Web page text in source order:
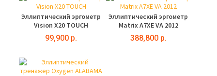
Эллиптический эргометр
Vision X20 TOUCH
99,900 р.
Эллиптический эргометр
Matrix A7XE VA 2012
388,800 р.